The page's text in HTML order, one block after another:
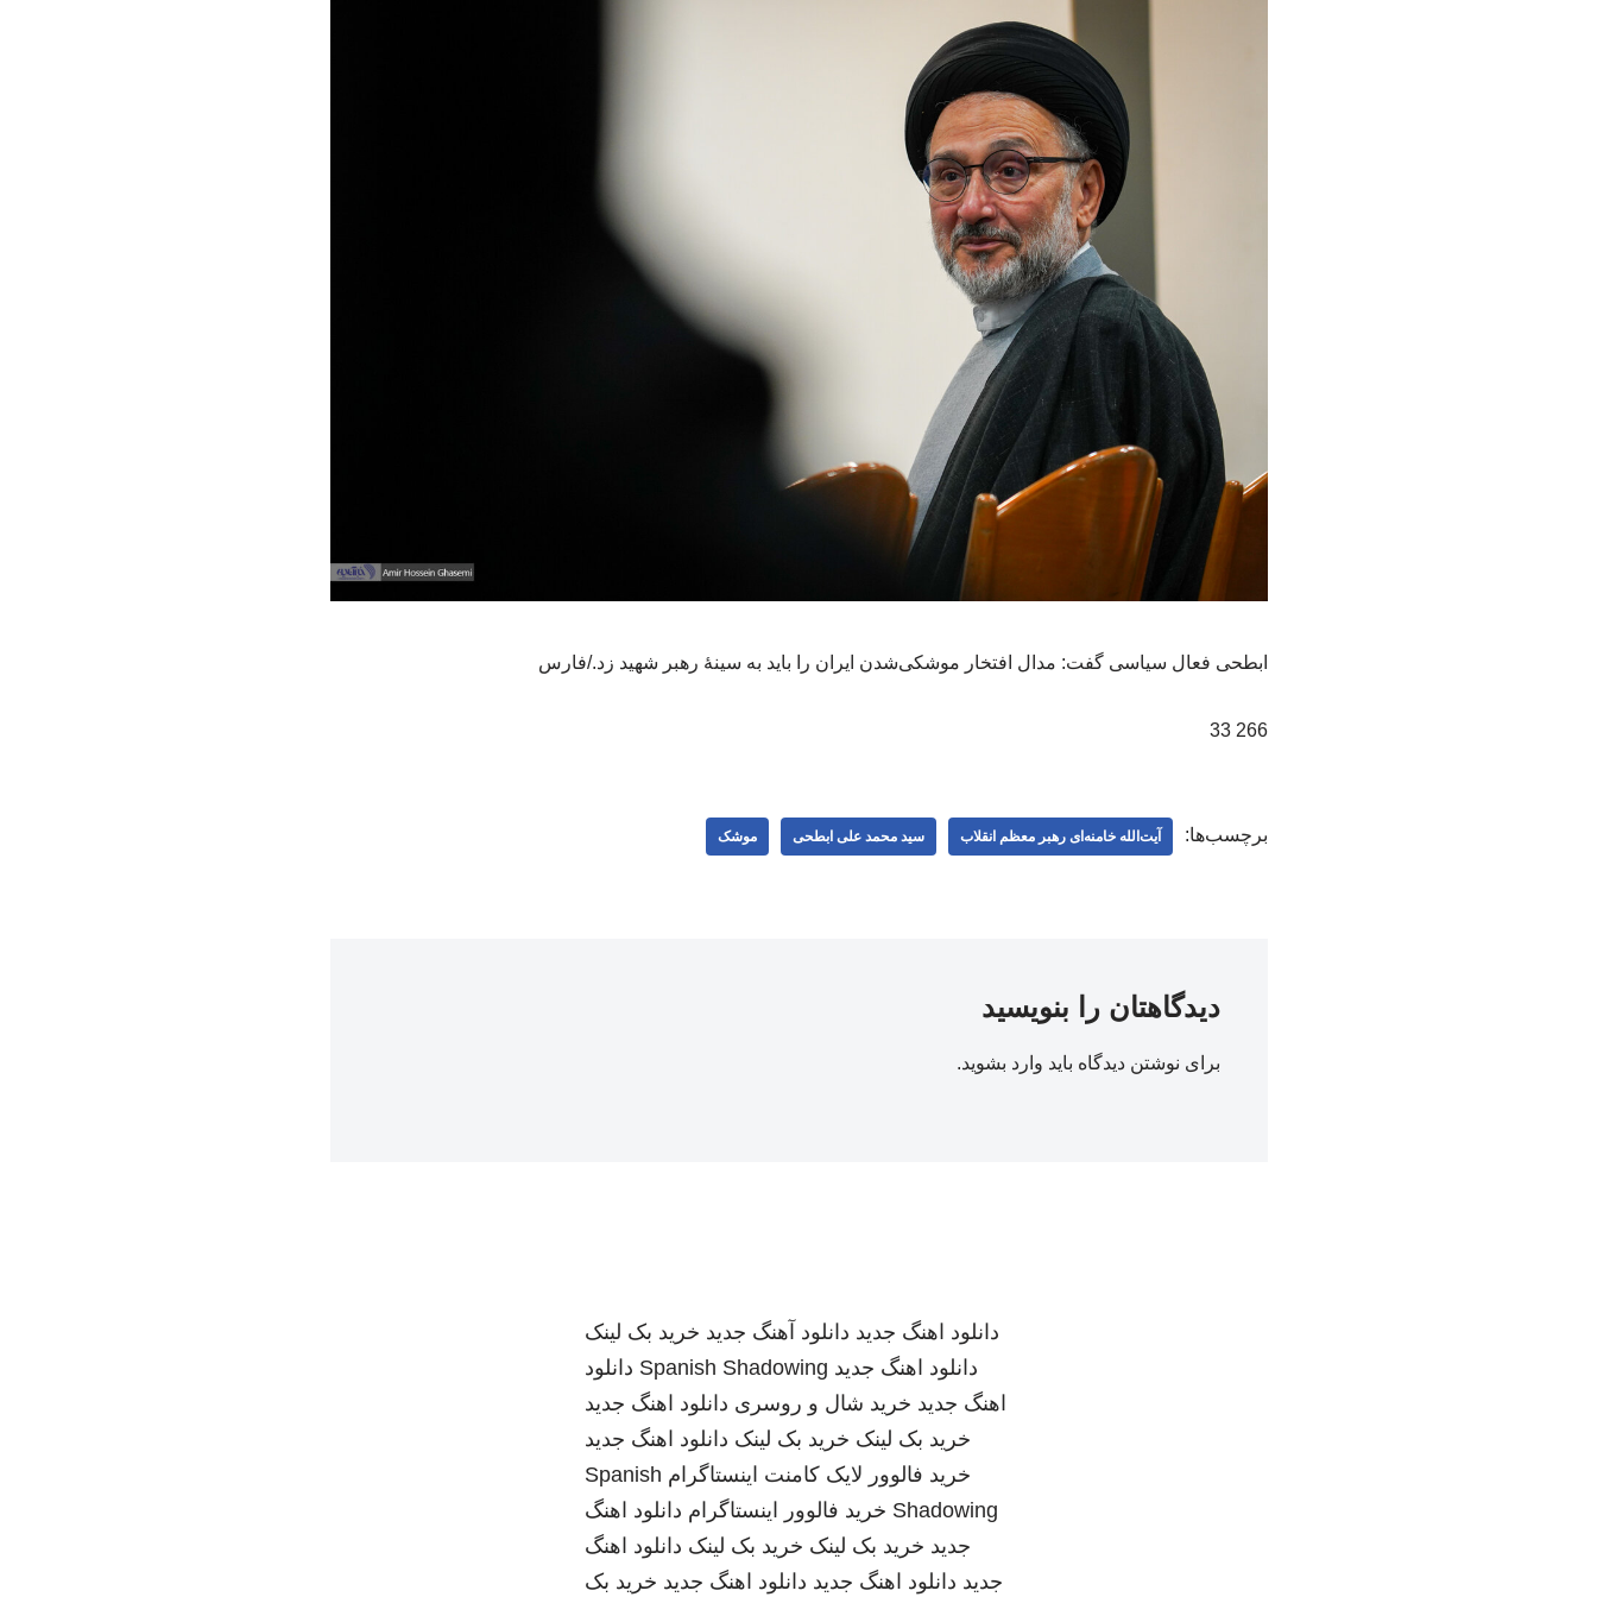
ابطحی فعال سیاسی گفت: مدال افتخار موشکی‌شدن ایران را باید به سینهٔ رهبر شهید زد./فارس
266 33
برچسب‌ها: آیت‌الله خامنه‌ای رهبر معظم انقلاب سید محمد علی ابطحی موشک
دیدگاهتان را بنویسید
برای نوشتن دیدگاه باید وارد بشوید.
دانلود اهنگ جدید دانلود آهنگ جدید خرید بک لینک
دانلود اهنگ جدید Spanish Shadowing دانلود
اهنگ جدید خرید شال و روسری دانلود اهنگ جدید
خرید بک لینک خرید بک لینک دانلود اهنگ جدید
خرید فالوور لایک کامنت اینستاگرام Spanish
Shadowing خرید فالوور اینستاگرام دانلود اهنگ
جدید خرید بک لینک خرید بک لینک دانلود اهنگ
جدید دانلود اهنگ جدید دانلود اهنگ جدید خرید بک